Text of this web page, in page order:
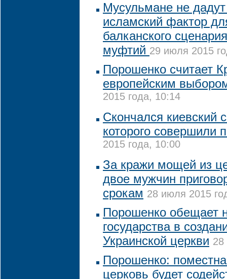
Мусульмане не дадут
исламский фактор
балканского
муфтий 29 июля 2015
Порошенко считает
европейским
2015 года, 10:14
Скончался киевский
которого совершили
2015 года, 10:00
За кражи мощей из
двое мужчин
срокам 28 июля 2015
Порошенко обещает
государства в
Украинской церкви 28
Порошенко:
церковь будет